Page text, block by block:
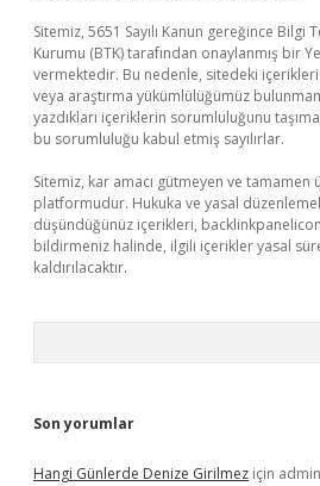
Sitemiz, 5651 Sayılı Kanun gereğince Bilgi
Kurumu (BTK) tarafından onaylanmış bir
vermektedir. Bu nedenle, sitedeki
veya araştırma yükümlülüğümüz
yazdıkları içeriklerin sorumluluğunu
bu sorumluluğu kabul etmiş sayılırlar.
Sitemiz, kar amacı gütmeyen ve tamamen
platformudur. Hukuka ve yasal
düşündüğünüz içerikleri,
bildirmeniz halinde, ilgili içerikler yasal
kaldırılacaktır.
Son yorumlar
Hangi Günlerde Denize Girilmez için admin